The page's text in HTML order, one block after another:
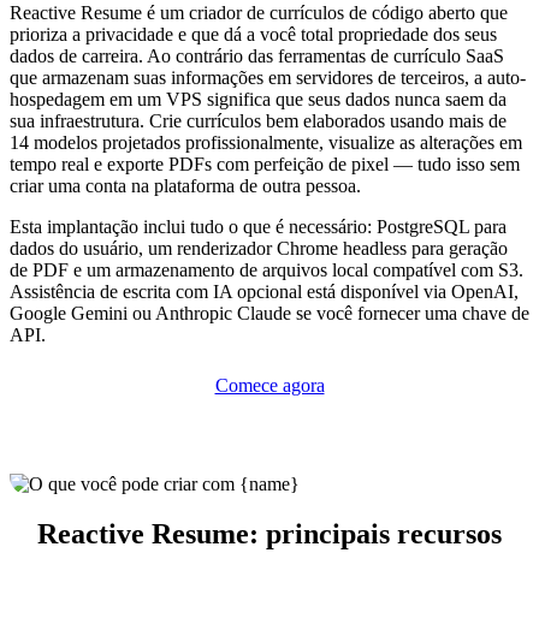
Reactive Resume é um criador de currículos de código aberto que
prioriza a privacidade e que dá a você total propriedade dos seus
dados de carreira. Ao contrário das ferramentas de currículo SaaS
que armazenam suas informações em servidores de terceiros, a auto-
hospedagem em um VPS significa que seus dados nunca saem da
sua infraestrutura. Crie currículos bem elaborados usando mais de
14 modelos projetados profissionalmente, visualize as alterações em
tempo real e exporte PDFs com perfeição de pixel — tudo isso sem
criar uma conta na plataforma de outra pessoa.
Esta implantação inclui tudo o que é necessário: PostgreSQL para
dados do usuário, um renderizador Chrome headless para geração
de PDF e um armazenamento de arquivos local compatível com S3.
Assistência de escrita com IA opcional está disponível via OpenAI,
Google Gemini ou Anthropic Claude se você fornecer uma chave de
API.
Comece agora
Reactive Resume: principais recursos